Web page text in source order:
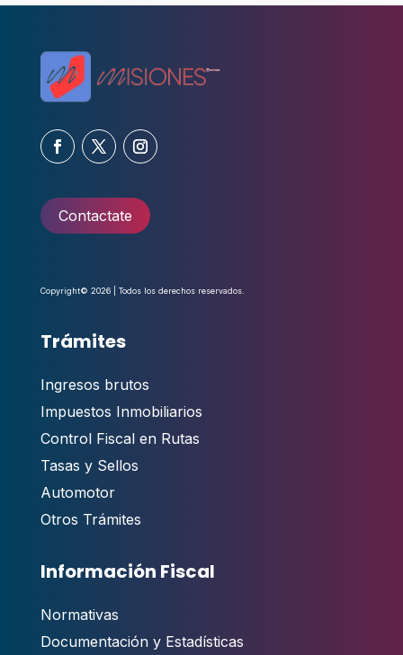
Contactate
Copyright© 2026 | Todos los derechos reservados.
Trámites
Ingresos brutos
Impuestos Inmobiliarios
Control Fiscal en Rutas
Tasas y Sellos
Automotor
Otros Trámites
Información Fiscal
Normativas
Documentación y Estadísticas